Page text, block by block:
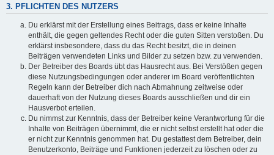
3. PFLICHTEN DES NUTZERS
Du erklärst mit der Erstellung eines Beitrags, dass er keine Inhalte
enthält, die gegen geltendes Recht oder die guten Sitten verstoßen. Du
erklärst insbesondere, dass du das Recht besitzt, die in deinen
Beiträgen verwendeten Links und Bilder zu setzen bzw. zu verwenden.
Der Betreiber des Boards übt das Hausrecht aus. Bei Verstößen gegen
diese Nutzungsbedingungen oder anderer im Board veröffentlichten
Regeln kann der Betreiber dich nach Abmahnung zeitweise oder
dauerhaft von der Nutzung dieses Boards ausschließen und dir ein
Hausverbot erteilen.
Du nimmst zur Kenntnis, dass der Betreiber keine Verantwortung für die
Inhalte von Beiträgen übernimmt, die er nicht selbst erstellt hat oder die
er nicht zur Kenntnis genommen hat. Du gestattest dem Betreiber, dein
Benutzerkonto, Beiträge und Funktionen jederzeit zu löschen oder zu